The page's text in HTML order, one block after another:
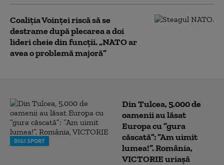
Coaliția Voinței riscă să se
destrame după plecarea a doi
lideri cheie din funcții. „NATO ar
avea o problemă majoră”
DIGI SPORT
Din Tulcea, 5.000 de
oamenii au lăsat
Europa cu ”gura
căscată”: ”Am uimit
lumea!”. România,
VICTORIE uriașă